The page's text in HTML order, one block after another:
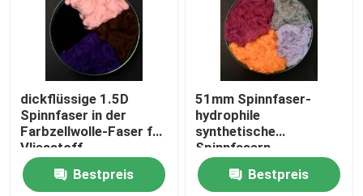
Hohle konjugierte Polyester-Spinnfaser
Jungfrau-Polyester-Spinnfaser
Polymilchsäure-Faser
Faser mit niedrigem Schmelzpunkt
dickflüssige 1.5D
Spinnfaser in der
Farbzellwolle-Faser für
Vliesstoff
Bestpreis
51mm Spinnfaser-
hydrophile
synthetische
Spinnfasern
Bestpreis